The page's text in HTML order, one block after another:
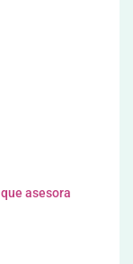
asesora